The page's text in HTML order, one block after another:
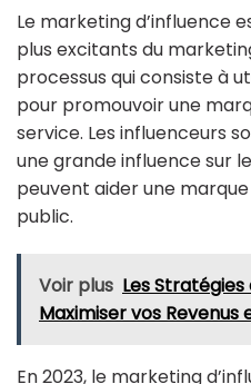
Le marketing d’influence
plus excitants du
processus qui consiste à
pour promouvoir une
service. Les influenceurs
une grande influence sur
peuvent aider une
public.
Voir plus Les
Maximiser vos Revenus
En 2023, le marketing